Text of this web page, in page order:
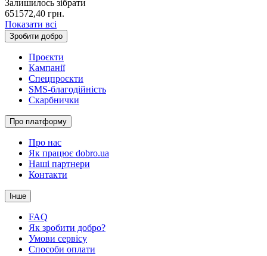
Залишилось зібрати
651572,40 грн.
Показати всі
Зробити добро
Проєкти
Кампанії
Спецпроєкти
SMS-благодійність
Скарбнички
Про платформу
Про нас
Як працює dobro.ua
Наші партнери
Контакти
Інше
FAQ
Як зробити добро?
Умови сервісу
Способи оплати